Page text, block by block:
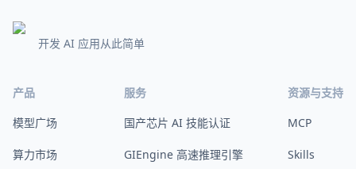
开发 AI 应用从此简单
产品
模型广场
算力市场
服务
国产芯片 AI 技能认证
GIEngine 高速推理引擎
资源与支持
MCP
Skills